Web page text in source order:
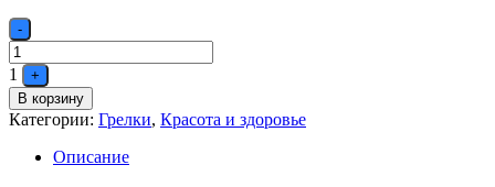
Quantity
-
1
+
В корзину
Категории: Грелки, Красота и здоровье
Описание